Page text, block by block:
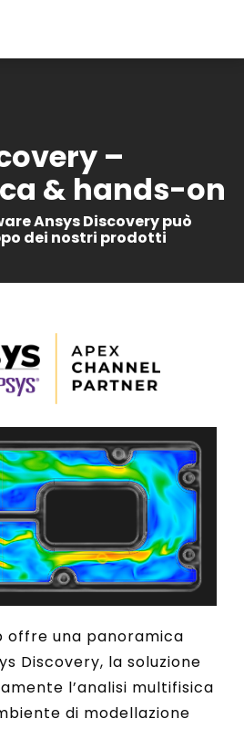
–
& hands-on
Ansys Discovery può
dei nostri prodotti
offre una panoramica
Discovery, la soluzione
l’analisi multifisica
di modellazione